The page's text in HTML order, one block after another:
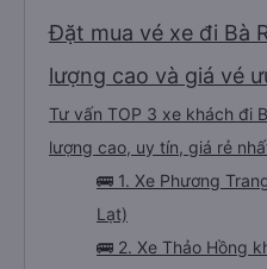
Đặt mua vé xe đi Bà
lượng cao và giá vé
Tư vấn TOP 3 xe khách đi
lượng cao, uy tín, giá rẻ
🚌 1. Xe Phương
Lạt)
🚌 2. Xe Thảo Hồng